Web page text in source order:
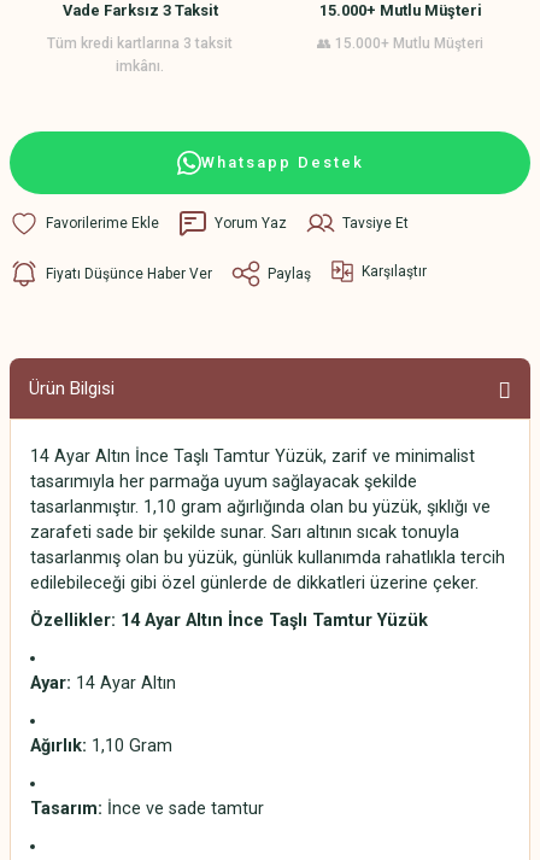
Vade Farksız 3 Taksit
Tüm kredi kartlarına 3 taksit
imkânı.
15.000+ Mutlu Müşteri
👥 15.000+ Mutlu Müşteri
Whatsapp Destek
Yorum Yaz Tavsiye Et
Fiyatı Düşünce Haber Ver Paylaş Karşılaştır
Ürün Bilgisi
14 Ayar Altın İnce Taşlı Tamtur Yüzük, zarif ve minimalist
tasarımıyla her parmağa uyum sağlayacak şekilde
tasarlanmıştır. 1,10 gram ağırlığında olan bu yüzük, şıklığı ve
zarafeti sade bir şekilde sunar. Sarı altının sıcak tonuyla
tasarlanmış olan bu yüzük, günlük kullanımda rahatlıkla tercih
edilebileceği gibi özel günlerde de dikkatleri üzerine çeker.
Özellikler: 14 Ayar Altın İnce Taşlı Tamtur Yüzük
Ayar: 14 Ayar Altın
Ağırlık: 1,10 Gram
Tasarım: İnce ve sade tamtur